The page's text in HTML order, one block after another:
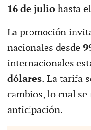
16 de julio hasta el
La promoción
nacionales desde
internacionales
dólares. La tarifa
cambios, lo cual
anticipación.